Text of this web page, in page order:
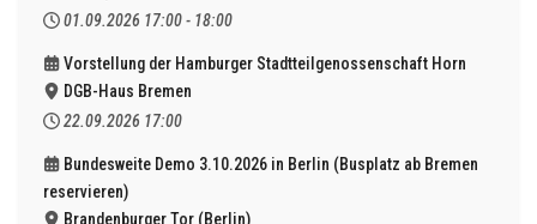
01.09.2026 17:00 - 18:00
Vorstellung der Hamburger Stadtteilgenossenschaft Horn
DGB-Haus Bremen
22.09.2026 17:00
Bundesweite Demo 3.10.2026 in Berlin (Busplatz ab Bremen
reservieren)
Brandenburger Tor (Berlin)